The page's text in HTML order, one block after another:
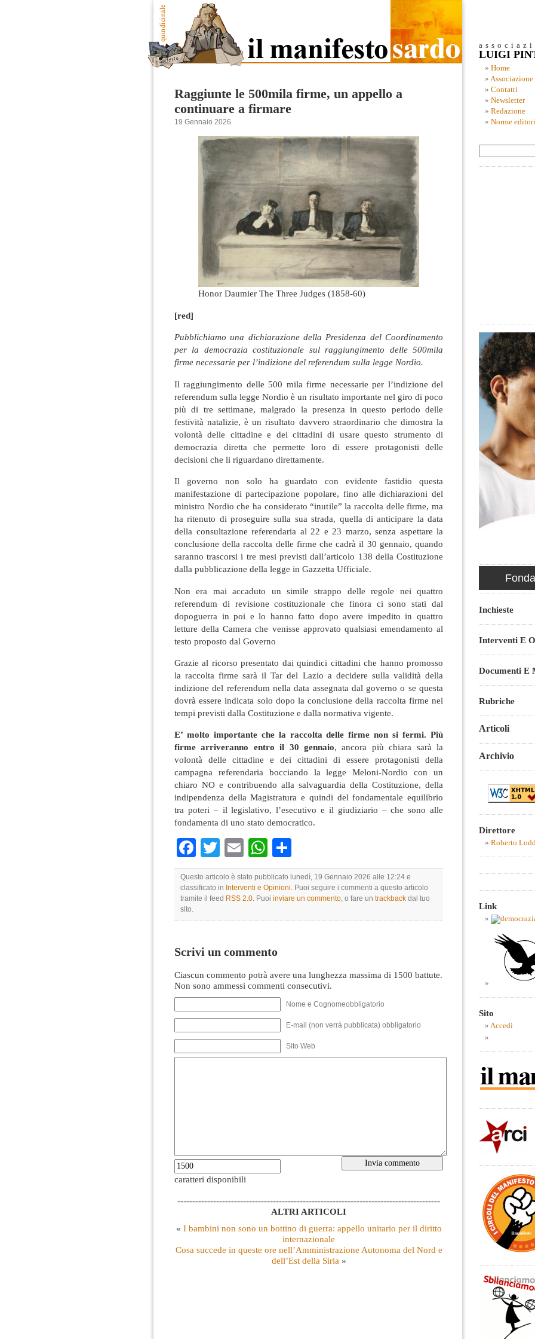
Raggiunte le 500mila firme, un appello a
continuare a firmare
19 Gennaio 2026
Honor Daumier The Three Judges (1858-60)
[red]
Pubblichiamo una dichiarazione della Presidenza del Coordinamento
per la democrazia costituzionale sul raggiungimento delle 500mila
firme necessarie per l’indizione del referendum sulla legge Nordio.
Il raggiungimento delle 500 mila firme necessarie per l’indizione del
referendum sulla legge Nordio è un risultato importante nel giro di poco
più di tre settimane, malgrado la presenza in questo periodo delle
festività natalizie, è un risultato davvero straordinario che dimostra la
volontà delle cittadine e dei cittadini di usare questo strumento di
democrazia diretta che permette loro di essere protagonisti delle
decisioni che li riguardano direttamente.
Il governo non solo ha guardato con evidente fastidio questa
manifestazione di partecipazione popolare, fino alle dichiarazioni del
ministro Nordio che ha considerato “inutile” la raccolta delle firme, ma
ha ritenuto di proseguire sulla sua strada, quella di anticipare la data
della consultazione referendaria al 22 e 23 marzo, senza aspettare la
conclusione della raccolta delle firme che cadrà il 30 gennaio, quando
saranno trascorsi i tre mesi previsti dall’articolo 138 della Costituzione
dalla pubblicazione della legge in Gazzetta Ufficiale.
Non era mai accaduto un simile strappo delle regole nei quattro
referendum di revisione costituzionale che finora ci sono stati dal
dopoguerra in poi e lo hanno fatto dopo avere impedito in quattro
letture della Camera che venisse approvato qualsiasi emendamento al
testo proposto dal Governo
Grazie al ricorso presentato dai quindici cittadini che hanno promosso
la raccolta firme sarà il Tar del Lazio a decidere sulla validità della
indizione del referendum nella data assegnata dal governo o se questa
dovrà essere indicata solo dopo la conclusione della raccolta firme nei
tempi previsti dalla Costituzione e dalla normativa vigente.
E’ molto importante che la raccolta delle firme non si fermi. Più
firme arriveranno entro il 30 gennaio, ancora più chiara sarà la
volontà delle cittadine e dei cittadini di essere protagonisti della
campagna referendaria bocciando la legge Meloni-Nordio con un
chiaro NO e contribuendo alla salvaguardia della Costituzione, della
indipendenza della Magistratura e quindi del fondamentale equilibrio
tra poteri – il legislativo, l’esecutivo e il giudiziario – che sono alle
fondamenta di uno stato democratico.
Facebook
TwitterEmailWhatsApp
Questo articolo è stato pubblicato lunedì, 19 Gennaio 2026 alle 12:24 e
classificato in Interventi e Opinioni. Puoi seguire i commenti a questo articolo
tramite il feed RSS 2.0. Puoi inviare un commento, o fare un trackback dal tuo
sito.
Scrivi un commento
Ciascun commento potrà avere una lunghezza massima di 1500 battute.
Non sono ammessi commenti consecutivi.
Nome e Cognomeobbligatorio
E-mail (non verrà pubblicata) obbligatorio
Sito Web
caratteri disponibili
----------------------------------------------------------------------------------------
ALTRI ARTICOLI
« I bambini non sono un bottino di guerra: appello unitario per il diritto
internazionale
Cosa succede in queste ore nell’Amministrazione Autonoma del Nord e
dell’Est della Siria»
LUIGI
Home
Associazione
Contatti
Newsletter
Redazione
Norme
Inchieste
Interventi E
Documenti E
Rubriche
Articoli
Archivio
Direttore
Roberto
Link
Sito
Accedi